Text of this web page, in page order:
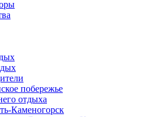
побережье
отдыха
Каменогорск